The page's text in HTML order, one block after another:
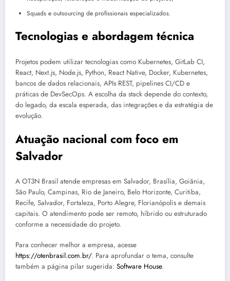
Squads e outsourcing de profissionais especializados.
Tecnologias e abordagem técnica
Projetos podem utilizar tecnologias como Kubernetes, GitLab CI,
React, Next.js, Node.js, Python, React Native, Docker, Kubernetes,
bancos de dados relacionais, APIs REST, pipelines CI/CD e
práticas de DevSecOps. A escolha da stack depende do contexto,
do legado, da escala esperada, das integrações e da estratégia de
evolução.
Atuação nacional com foco em
Salvador
A OT3N Brasil atende empresas em Salvador, Brasília, Goiânia,
São Paulo, Campinas, Rio de Janeiro, Belo Horizonte, Curitiba,
Recife, Salvador, Fortaleza, Porto Alegre, Florianópolis e demais
capitais. O atendimento pode ser remoto, híbrido ou estruturado
conforme a necessidade do projeto.
Para conhecer melhor a empresa, acesse
https://otenbrasil.com.br/. Para aprofundar o tema, consulte
também a página pilar sugerida: Software House.